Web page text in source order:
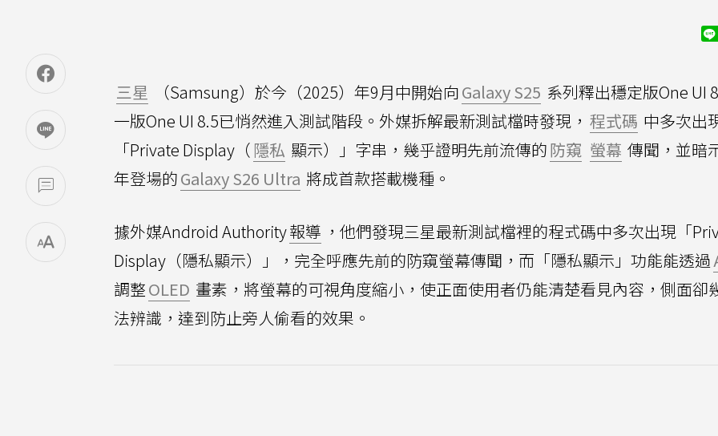
三星 （Samsung）於今（2025）年9月中開始向Galaxy S25 系列釋出穩定版One UI
一版One UI 8.5已悄然進入測試階段。外媒拆解最新測試檔時發現， 程式碼 中多次出
「Private Display（ 隱私 顯示）」字串，幾乎證明先前流傳的防窺 螢幕 傳聞，並暗
年登場的Galaxy S26 Ultra 將成首款搭載機種。
據外媒Android Authority報導 ，他們發現三星最新測試檔裡的程式碼中多次出現「
Display（隱私顯示）」，完全呼應先前的防窺螢幕傳聞，而「隱私顯示」功能能透過
調整OLED 畫素，將螢幕的可視角度縮小，使正面使用者仍能清楚看見內容，側面卻
法辨識，達到防止旁人偷看的效果。